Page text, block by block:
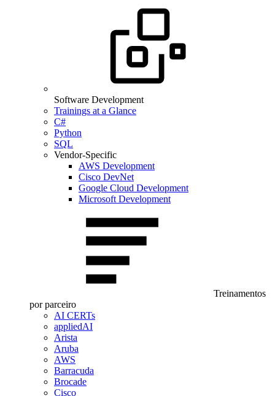
Software Development
Trainings at a Glance
C#
Python
SQL
Vendor-Specific
AWS Development
Cisco DevNet
Google Cloud Development
Microsoft Development
Treinamentos
por parceiro
AI CERTs
appliedAI
Arista
Aruba
AWS
Barracuda
Brocade
Cisco